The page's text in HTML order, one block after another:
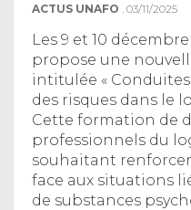
ACTUS UNAFO . 03/11/2025
Les 9 et 10
propose une
intitulée «
des risques dans le
Cette formation de
professionnels du
souhaitant
face aux situations
de substances